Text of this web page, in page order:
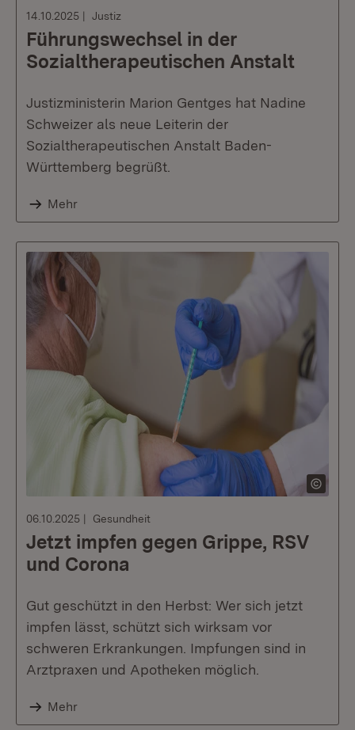
14.10.2025 Justiz
Führungswechsel in der
Sozialtherapeutischen Anstalt
Justizministerin Marion Gentges hat Nadine
Schweizer als neue Leiterin der
Sozialtherapeutischen Anstalt Baden-
Württemberg begrüßt.
Mehr
06.10.2025 Gesundheit
Jetzt impfen gegen Grippe, RSV
und Corona
Gut geschützt in den Herbst: Wer sich jetzt
impfen lässt, schützt sich wirksam vor
schweren Erkrankungen. Impfungen sind in
Arztpraxen und Apotheken möglich.
Mehr